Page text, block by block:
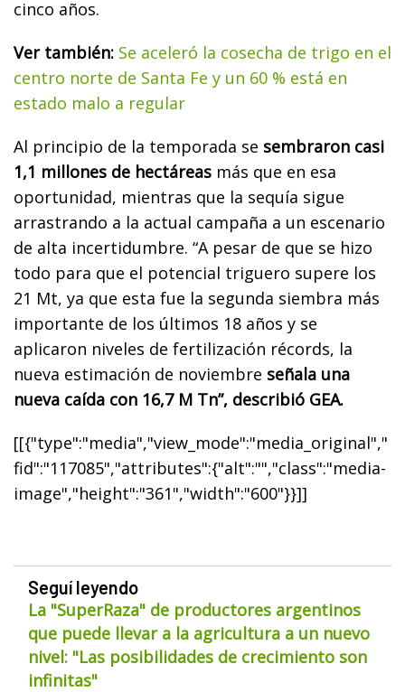
cinco años.
Ver también: Se aceleró la cosecha de trigo en el
centro norte de Santa Fe y un 60 % está en
estado malo a regular
Al principio de la temporada se sembraron casi
1,1 millones de hectáreas más que en esa
oportunidad, mientras que la sequía sigue
arrastrando a la actual campaña a un escenario
de alta incertidumbre. “A pesar de que se hizo
todo para que el potencial triguero supere los
21 Mt, ya que esta fue la segunda siembra más
importante de los últimos 18 años y se
aplicaron niveles de fertilización récords, la
nueva estimación de noviembre señala una
nueva caída con 16,7 M Tn”, describió GEA.
[[{"type":"media","view_mode":"media_original","
fid":"117085","attributes":{"alt":"","class":"media-
image","height":"361","width":"600"}}]]
Seguí leyendo
La "SuperRaza" de productores argentinos
que puede llevar a la agricultura a un nuevo
nivel: "Las posibilidades de crecimiento son
infinitas"